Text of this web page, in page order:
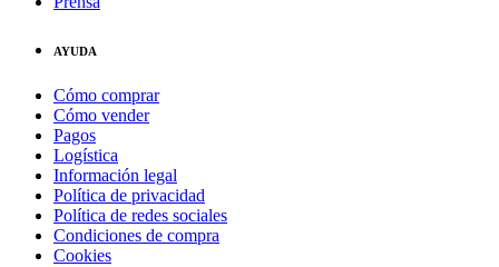
AYUDA
Cómo comprar
Cómo vender
Pagos
Logística
Información legal
Política de privacidad
Política de redes sociales
Condiciones de compra
Cookies